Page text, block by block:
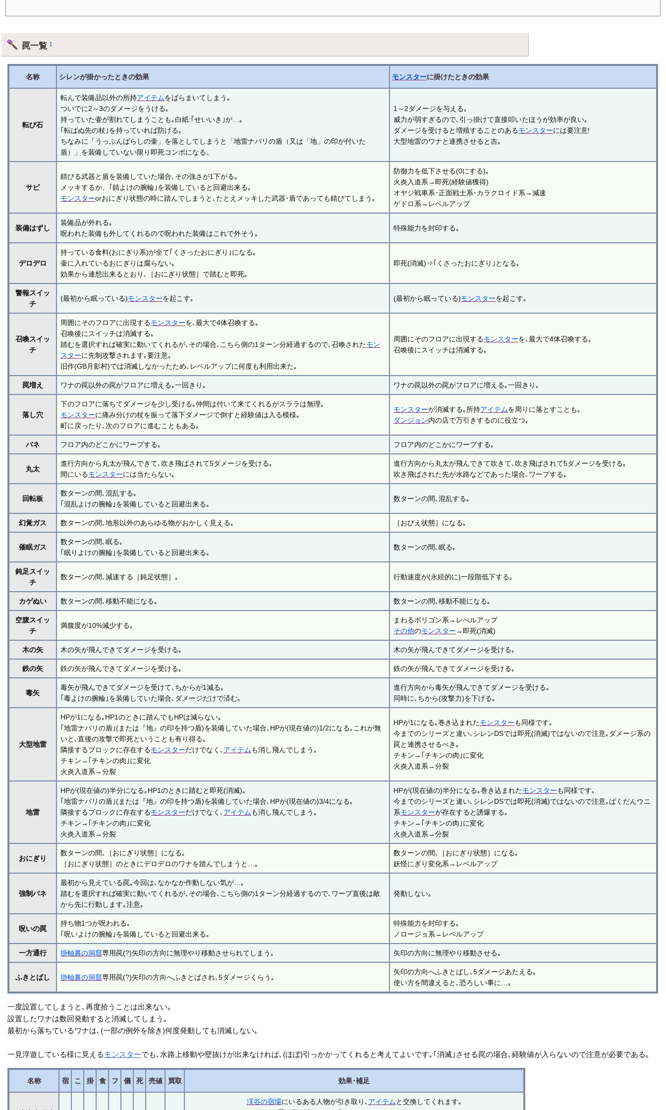
罠一覧†
名称 シレンが掛かったときの効果 モンスターに掛けたときの効果
転び石
転んで装備品以外の所持アイテムをばらまいてしまう｡
ついでに2～3のダメージをうける｡
持っていた壷が割れてしまうことも｡白紙:｢せいいき｣が…｡
｢転ばぬ先の杖｣を持っていれば防げる｡
ちなみに「うっぷんばらしの壷」を落としてしまうと「地雷ナバリの盾（又は「地」の印が付いた
盾）」を装備していない限り即死コンボになる。
1～2ダメージを与える｡
威力が弱すぎるので､引っ掛けて直接叩いたほうが効率が良い｡
ダメージを受けると増殖することのあるモンスターには要注意!
大型地雷のワナと連携させると吉｡
サビ
錆びる武器と盾を装備していた場合､その強さが1下がる｡
メッキするか、｢錆よけの腕輪｣を装備していると回避出来る｡
モンスターorおにぎり状態の時に踏んでしまうと､たとえメッキした武器･盾であっても錆びてしまう｡
防御力を低下させる(0にする)｡
火炎入道系→即死(経験値獲得)
オヤジ戦車系･正面戦士系･カラクロイド系→減速
ゲドロ系→レベルアップ
装備はずし
装備品が外れる｡
呪われた装備も外してくれるので呪われた装備はこれで外そう｡
特殊能力を封印する｡
デロデロ
持っている食料(おにぎり系)が全て｢くさったおにぎり｣になる｡
壷に入れているおにぎりは腐らない｡
効果から連想出来るとおり､［おにぎり状態］で踏むと即死｡
即死(消滅)⇒｢くさったおにぎり｣となる｡
警報スイッ
チ
(最初から眠っている)モンスターを起こす｡ (最初から眠っている)モンスターを起こす｡
召喚スイッ
チ
周囲にそのフロアに出現するモンスターを､最大で4体召喚する｡
召喚後にスイッチは消滅する｡
踏むを選択すれば確実に動いてくれるが､その場合､こちら側の1ターン分経過するので､召喚されたモン
スターに先制攻撃されます｡要注意｡
旧作(GB月影村)では消滅しなかったため､レベルアップに何度も利用出来た｡
周囲にそのフロアに出現するモンスターを､最大で4体召喚する｡
召喚後にスイッチは消滅する｡
罠増え ワナの罠以外の罠がフロアに増える｡一回きり｡ ワナの罠以外の罠がフロアに増える｡一回きり｡
落し穴
下のフロアに落ちてダメージを少し受ける｡仲間は付いて来てくれるがスララは無理｡
モンスターに痛み分けの杖を振って落下ダメージで倒すと経験値は入る模様｡
町に戻ったり､次のフロアに進むこともある｡
モンスターが消滅する｡所持アイテムを周りに落とすことも｡
ダンジョン内の店で万引きするのに役立つ｡
バネ フロア内のどこかにワープする｡ フロア内のどこかにワープする｡
丸太
進行方向から丸太が飛んできて､吹き飛ばされて5ダメージを受ける｡
間にいるモンスターには当たらない｡
進行方向から丸太が飛んできて吹きて､吹き飛ばされて5ダメージを受ける｡
吹き飛ばされた先が水路などであった場合､ワープする｡
回転板
数ターンの間､混乱する｡
｢混乱よけの腕輪｣を装備していると回避出来る｡
数ターンの間､混乱する｡
幻覚ガス 数ターンの間､地形以外のあらゆる物がおかしく見える｡ ［おびえ状態］になる｡
催眠ガス
数ターンの間､眠る｡
｢眠りよけの腕輪｣を装備していると回避出来る｡
数ターンの間､眠る｡
鈍足スイッ
チ
数ターンの間､減速する［鈍足状態］｡ 行動速度が(永続的に)一段階低下する｡
カゲぬい 数ターンの間､移動不能になる｡ 数ターンの間､移動不能になる｡
空腹スイッ
チ
満腹度が10%減少する｡
まわるポリゴン系→レべルアップ
その他のモンスター→即死(消滅)
木の矢 木の矢が飛んできてダメージを受ける｡ 木の矢が飛んできてダメージを受ける｡
鉄の矢 鉄の矢が飛んできてダメージを受ける｡ 鉄の矢が飛んできてダメージを受ける｡
毒矢
毒矢が飛んできてダメージを受けて､ちからが1減る｡
｢毒よけの腕輪｣を装備していた場合､ダメージだけで済む｡
進行方向から毒矢が飛んできてダメージを受ける｡
同時に､ちから(攻撃力)を下げる｡
大型地雷
HPが1になる｡HP1のときに踏んでもHPは減らない｡
｢地雷ナバリの盾｣(または『地』の印を持つ盾)を装備していた場合､HPが(現在値の)1/2になる｡これが無
いと､直後の攻撃で即死ということも有り得る｡
隣接するブロックに存在するモンスターだけでなく､ アイテムも消し飛んでしまう｡
チキン→｢チキンの肉｣に変化
火炎入道系→分裂
HPが1になる｡巻き込まれたモンスターも同様です｡
今までのシリーズと違い､シレンDSでは即死(消滅)ではないので注意｡ダメージ系の
罠と連携させるべき｡
チキン→｢チキンの肉｣に変化
火炎入道系→分裂
地雷
HPが(現在値の)半分になる｡HP1のときに踏むと即死(消滅)｡
｢地雷ナバリの盾｣(または『地』の印を持つ盾)を装備していた場合､HPが(現在値の)3/4になる｡
隣接するブロックに存在するモンスターだけでなく､ アイテムも消し飛んでしまう｡
チキン→｢チキンの肉｣に変化
火炎入道系→分裂
HPが(現在値の)半分になる｡巻き込まれたモンスターも同様です｡
今までのシリーズと違い､シレンDSでは即死(消滅)ではないので注意｡ばくだんウニ
系モンスターが存在すると誘爆する｡
チキン→｢チキンの肉｣に変化
火炎入道系→分裂
おにぎり
数ターンの間､［おにぎり状態］になる｡
［おにぎり状態］のときにデロデロのワナを踏んでしまうと…｡
数ターンの間､［おにぎり状態］になる｡
妖怪にぎり変化系→レベルアップ
強制バネ
最初から見えている罠｡今回は､なかなか作動しない気が…｡
踏むを選択すれば確実に動いてくれるが､その場合､こちら側の1ターン分経過するので､ワープ直後は敵
から先に行動します｡注意｡
発動しない｡
呪いの罠
持ち物1つが呪われる｡
｢呪いよけの腕輪｣を装備していると回避出来る｡
特殊能力を封印する｡
ノロージョ系→レベルアップ
一方通行 掛軸裏の洞窟専用罠(?)矢印の方向に無理やり移動させられてしまう｡ 矢印の方向に無理やり移動させる｡
ふきとばし 掛軸裏の洞窟専用罠(?)矢印の方向へふきとばされ､5ダメージくらう｡
矢印の方向へふきとばし､5ダメージあたえる｡
使い方を間違えると､恐ろしい事に…｡
一度設置してしまうと､再度拾うことは出来ない｡
設置したワナは数回発動すると消滅してしまう｡
最初から落ちているワナは､(一部の例外を除き)何度発動しても消滅しない｡
一見浮遊している様に見えるモンスターでも､水路上移動や壁抜けが出来なければ､(ほぼ)引っかかってくれると考えてよいです｡｢消滅｣させる罠の場合､経験値が入らないので注意が必要である｡
名称 宿 こ 掛 食 フ 儀 死 売値 買取 効果･補足
渓谷の宿場にいるある人物が引き取り､ アイテムと交換してくれます｡